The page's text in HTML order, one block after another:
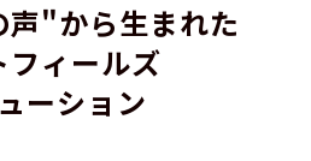
"から生まれた
フィールズ
ーション